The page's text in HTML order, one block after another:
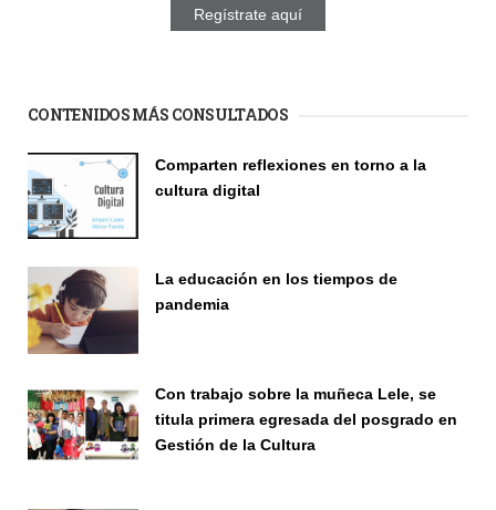
Regístrate aquí
CONTENIDOS MÁS CONSULTADOS
Comparten reflexiones en torno a la
cultura digital
La educación en los tiempos de
pandemia
Con trabajo sobre la muñeca Lele, se
titula primera egresada del posgrado en
Gestión de la Cultura